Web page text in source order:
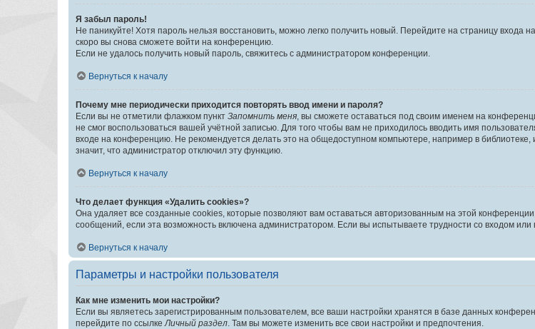
Я забыл пароль!
Не паникуйте! Хотя пароль нельзя восстановить, можно легко получить новый. Перейдите на страницу входа
скоро вы снова сможете войти на конференцию.
Если не удалось получить новый пароль, свяжитесь с администратором конференции.
Вернуться к началу
Почему мне периодически приходится повторять ввод имени и пароля?
Если вы не отметили флажком пункт Запомнить меня , вы сможете оставаться под своим именем на
не смог воспользоваться вашей учётной записью. Для того чтобы вам не приходилось вводить имя
входе на конференцию. Не рекомендуется делать это на общедоступном компьютере, например в библиотеке,
значит, что администратор отключил эту функцию.
Вернуться к началу
Что делает функция «Удалить cookies»?
Она удаляет все созданные cookies, которые позволяют вам оставаться авторизованным на этой
сообщений, если эта возможность включена администратором. Если вы испытываете трудности со входом
Вернуться к началу
Параметры и настройки пользователя
Как мне изменить мои настройки?
Если вы являетесь зарегистрированным пользователем, все ваши настройки хранятся в базе данных
перейдите по ссылке Личный раздел . Там вы можете изменить все свои настройки и предпочтения.